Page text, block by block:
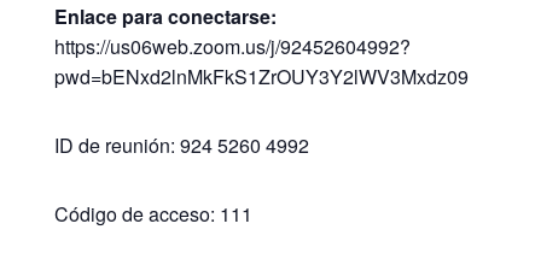
Enlace para conectarse:
https://us06web.zoom.us/j/92452604992?
pwd=bENxd2lnMkFkS1ZrOUY3Y2lWV3Mxdz09
ID de reunión: 924 5260 4992
Código de acceso: 111